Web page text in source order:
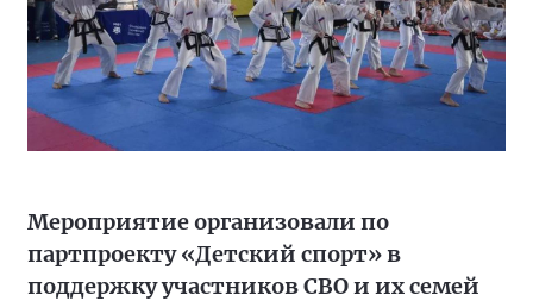
Мероприятие организовали по
партпроекту «Детский спорт» в
поддержку участников СВО и их семей